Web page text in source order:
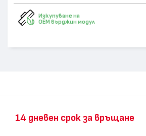
Изкупуване на
OEM върджин модул
14 дневен срок за връщане